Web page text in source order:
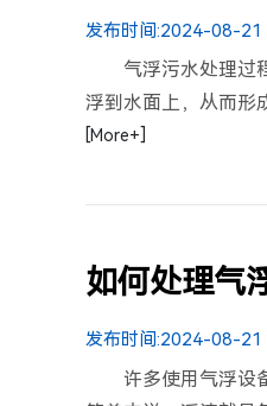
发布时间:2024-08-21
气浮污水处理过
浮到水面上，从而形
[More+]
如何处理气
发布时间:2024-08-21
许多使用气浮设